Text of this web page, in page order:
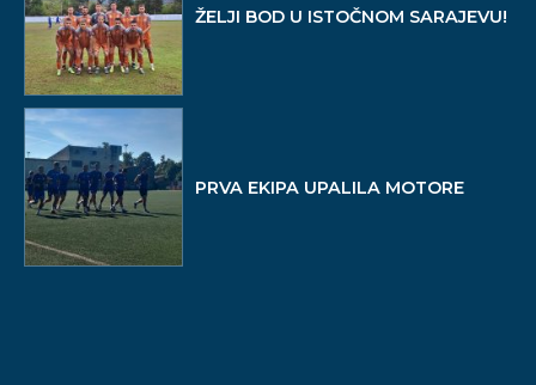
ŽELJI BOD U ISTOČNOM SARAJEVU!
PRVA EKIPA UPALILA MOTORE